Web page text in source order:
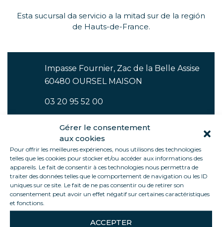
Gérer le consentement
aux cookies
Pour offrir les meilleures expériences, nous utilisons des technologies
telles que les cookies pour stocker et/ou accéder aux informations des
appareils. Le fait de consentir à ces technologies nous permettra de
traiter des données telles que le comportement de navigation ou les ID
uniques sur ce site. Le fait de ne pas consentir ou de retirer son
consentement peut avoir un effet négatif sur certaines caractéristiques
et fonctions.
ACCEPTER
Esta sucursal da servicio a la mitad sur de la región
de Hauts-de-France.
Impasse Fournier, Zac de la Belle Assise
60480 OURSEL MAISON
03 20 95 52 00
Horario de apertura
Agencia
Muelles
Lunes
7h45 -16h30
8h-12h/13h30-15h30
Martes
7h45 -16h30
8h-12h/13h30-15h30
Miércoles
7h45 -16h30
8h-12h/13h30-15h30
Jueves
Viernes
7h45 -16h45 8h-12h/13h30-15h30